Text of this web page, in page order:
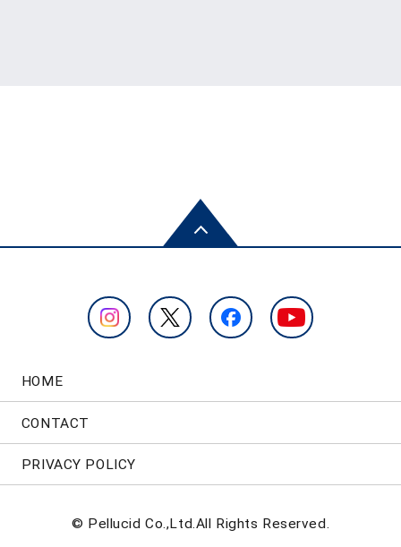
HOME
CONTACT
PRIVACY POLICY
© Pellucid Co.,Ltd.All Rights Reserved.